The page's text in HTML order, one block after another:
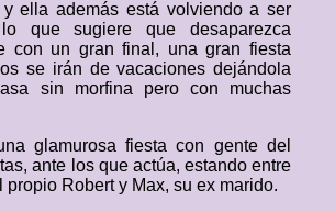
y ella además está volviendo a ser
que sugiere que desaparezca
con un gran final, una gran fiesta
se irán de vacaciones dejándola
sin morfina pero con muchas
glamurosa fiesta con gente del
ante los que actúa, estando entre
propio Robert y Max, su ex marido.